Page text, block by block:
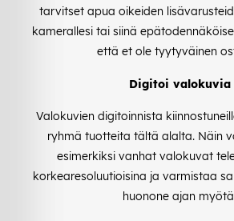
tarvitset apua oikeiden
kamerallesi tai siinä
että et ole tyytyväinen
Digitoi valokuvia
Valokuvien digitoinnista
ryhmä tuotteita tältä alalta. Näin
esimerkiksi vanhat valokuvat
korkearesoluutioisina ja varmistaa
huonone ajan